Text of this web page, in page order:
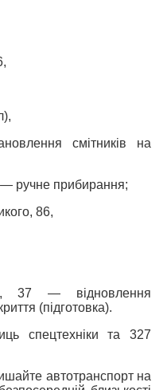
смітників на
— ручне прибирання;
86,
37 — відновлення
(підготовка).
спецтехніки та 327
автотранспорт на